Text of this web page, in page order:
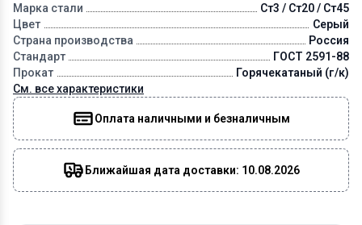
Марка стали
Ст3 / Ст20 / Ст45
Цвет
Серый
Страна производства
Россия
Стандарт
ГОСТ 2591-88
Прокат
Горячекатаный (г/к)
См. все характеристики
Оплата наличными и безналичным
Ближайшая дата доставки: 10.08.2026